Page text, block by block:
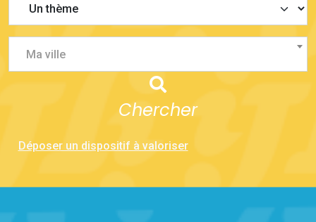
Ma ville
Chercher
Déposer un dispositif à valoriser